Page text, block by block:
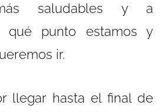
saludables y a
qué punto estamos y
ir.
llegar hasta el final de